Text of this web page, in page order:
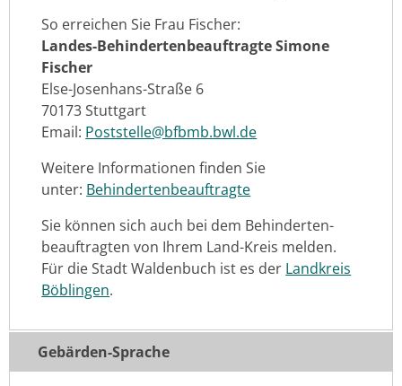
So erreichen Sie Frau Fischer:
Landes-Behindertenbeauftragte Simone
Fischer
Else-Josenhans-Straße 6
70173 Stuttgart
Email: Poststelle@bfbmb.bwl.de
Weitere Informationen finden Sie
unter: Behindertenbeauftragte
Sie können sich auch bei dem Behinderten-
beauftragten von Ihrem Land-Kreis melden.
Für die Stadt Waldenbuch ist es der Landkreis
Böblingen.
Gebärden-Sprache